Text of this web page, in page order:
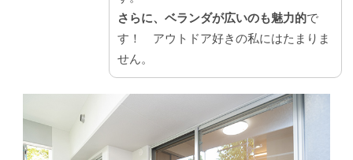
さらに、ベランダが広いのも魅力的で
す！ アウトドア好きの私にはたまりま
せん。